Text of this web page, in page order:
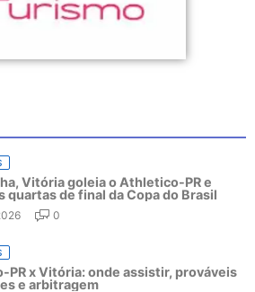
Vitória goleia o Athletico-PR e
quartas de final da Copa do Brasil
0
PR x Vitória: onde assistir, prováveis
e arbitragem